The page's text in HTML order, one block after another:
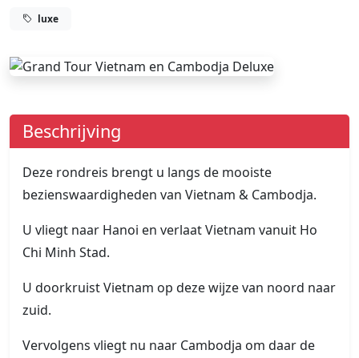
luxe
Beschrijving
Deze rondreis brengt u langs de mooiste
bezienswaardigheden van Vietnam & Cambodja.
U vliegt naar Hanoi en verlaat Vietnam vanuit Ho
Chi Minh Stad.
U doorkruist Vietnam op deze wijze van noord naar
zuid.
Vervolgens vliegt nu naar Cambodja om daar de